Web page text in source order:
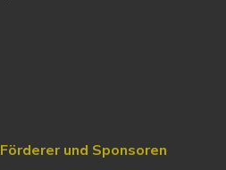
und Sponsoren